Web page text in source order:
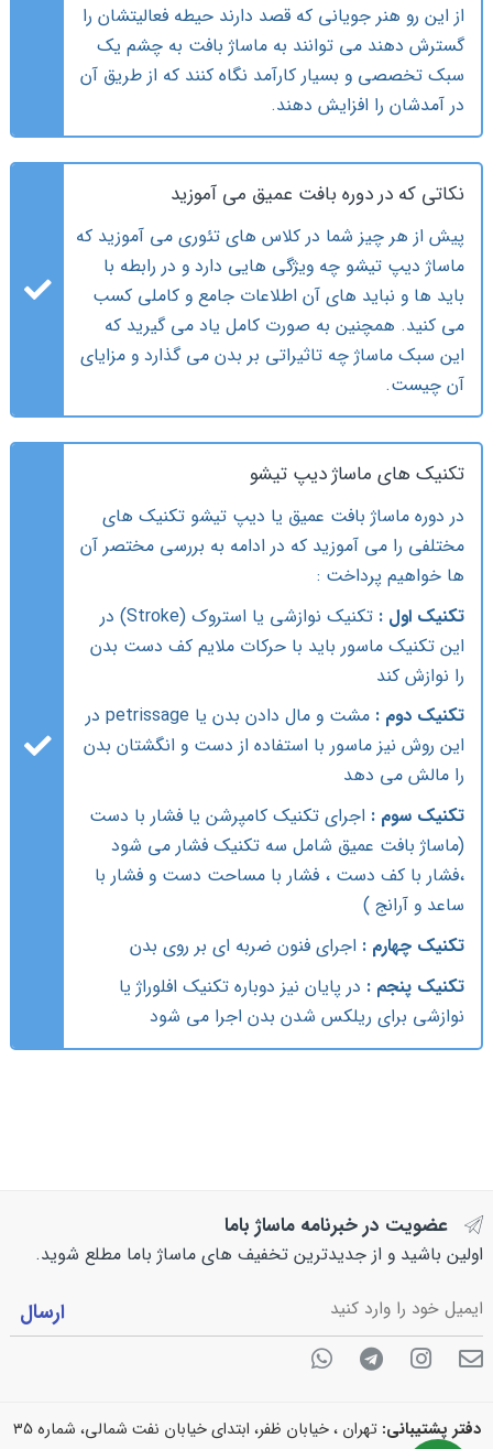
از این رو هنر جویانی که قصد دارند حیطه فعالیتشان را
گسترش دهند می توانند به ماساژ بافت به چشم یک
سبک تخصصی و بسیار کارآمد نگاه کنند که از طریق آن
در آمدشان را افزایش دهند.
نکاتی که در دوره بافت عمیق می آموزید
پیش از هر چیز شما در کلاس های تئوری می آموزید که
ماساژ دیپ تیشو چه ویژگی هایی دارد و در رابطه با
باید ها و نباید های آن اطلاعات جامع و کاملی کسب
می کنید. همچنین به صورت کامل یاد می گیرید که
این سبک ماساژ چه تاثیراتی بر بدن می گذارد و مزایای
آن چیست.
تکنیک های ماساژ دیپ تیشو
در دوره ماساژ بافت عمیق یا دیپ تیشو تکنیک های
مختلفی را می آموزید که در ادامه به بررسی مختصر آن
ها خواهیم پرداخت :
تکنیک اول :
تکنیک نوازشی یا استروک (Stroke) در
این تکنیک ماسور باید با حرکات ملایم کف دست بدن
را نوازش کند
تکنیک دوم :
مشت و مال دادن بدن یا petrissage در
این روش نیز ماسور با استفاده از دست و انگشتان بدن
را مالش می دهد
تکنیک سوم : اجرای تکنیک کامپرشن یا فشار با دست
(ماساژ بافت عمیق شامل سه تکنیک فشار می شود
،فشار با کف دست ، فشار با مساحت دست و فشار با
ساعد و آرانج )
تکنیک چهارم : اجرای فنون ضربه ای بر روی بدن
تکنیک پنجم : در پایان نیز دوباره تکنیک افلوراژ یا
نوازشی برای ریلکس شدن بدن اجرا می شود
عضویت در خبرنامه ماساژ باما
اولین باشید و از جدیدترین تخفیف های ماساژ باما مطلع شوید.
دفتر پشتیبانی: تهران ، خیابان ظفر، ابتدای خیابان نفت شمالی، شماره ۳۵